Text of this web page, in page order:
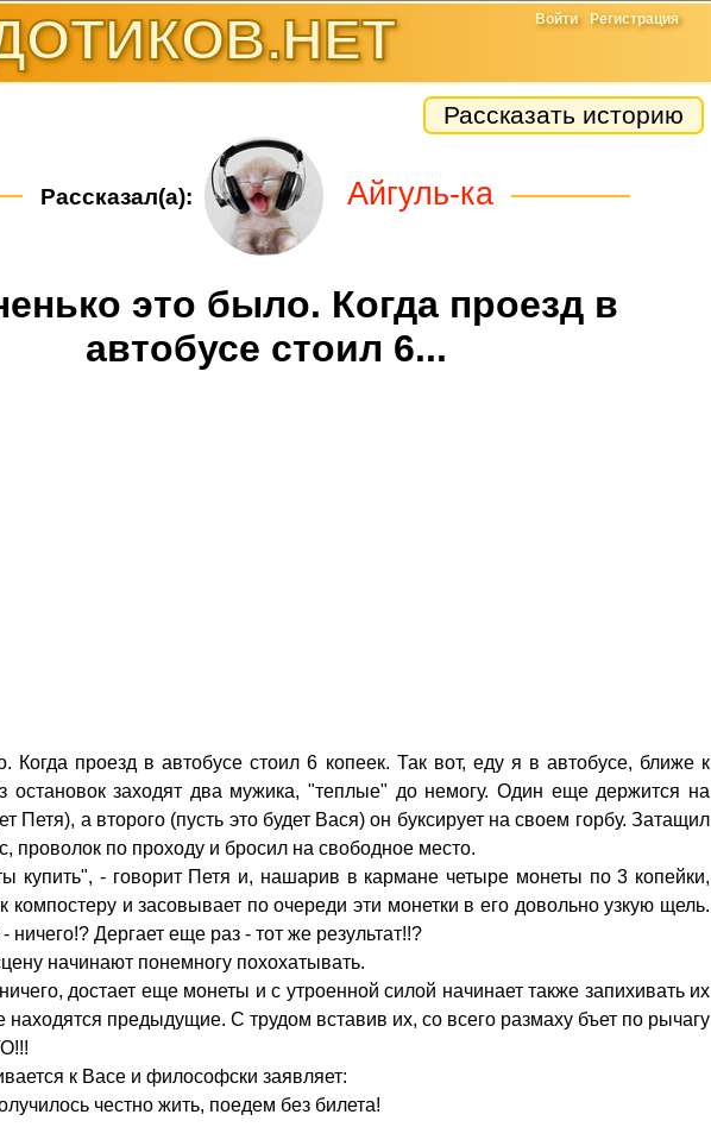
Войти Регистрация
Рассказать историю
Рассказал(а): Айгуль-ка
это было. Когда проезд в
автобусе стоил 6...
Когда проезд в автобусе стоил 6 копеек. Так вот, еду я в автобусе, ближе к
остановок заходят два мужика, "теплые" до немогу. Один еще держится на
Петя), а второго (пусть это будет Вася) он буксирует на своем горбу. Затащил
проволок по проходу и бросил на свободное место.
купить", - говорит Петя и, нашарив в кармане четыре монеты по 3 копейки,
компостеру и засовывает по очереди эти монетки в его довольно узкую щель.
ничего!? Дергает еще раз - тот же результат!!?
начинают понемногу похохатывать.
достает еще монеты и с утроенной силой начинает также запихивать их
находятся предыдущие. С трудом вставив их, со всего размаху бъет по рычагу
к Васе и философски заявляет:
честно жить, поедем без билета!